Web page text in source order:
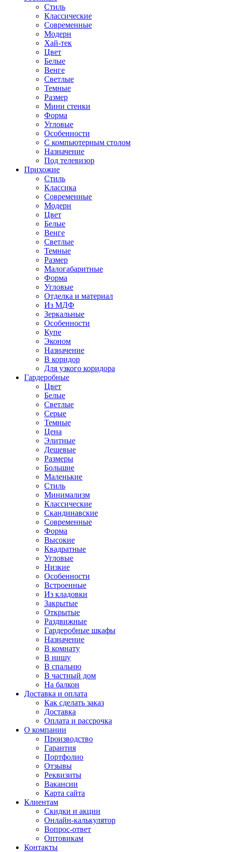
Стиль
Классические
Современные
Модерн
Хай-тек
Цвет
Белые
Венге
Светлые
Темные
Размер
Мини стенки
Форма
Угловые
Особенности
С компьютерным столом
Назначение
Под телевизор
Прихожие
Стиль
Классика
Современные
Модерн
Цвет
Белые
Венге
Светлые
Темные
Размер
Малогабаритные
Форма
Угловые
Отделка и материал
Из МДФ
Зеркальные
Особенности
Купе
Эконом
Назначение
В коридор
Для узкого коридора
Гардеробные
Цвет
Белые
Светлые
Серые
Темные
Цена
Элитные
Дешевые
Размеры
Большие
Маленькие
Стиль
Минимализм
Классические
Скандинавские
Современные
Форма
Высокие
Квадратные
Угловые
Низкие
Особенности
Встроенные
Из кладовки
Закрытые
Открытые
Раздвижные
Гардеробные шкафы
Назначение
В комнату
В нишу
В спальню
В частный дом
На балкон
Доставка и оплата
Как сделать заказ
Доставка
Оплата и рассрочка
О компании
Производство
Гарантия
Портфолио
Отзывы
Реквизиты
Вакансии
Карта сайта
Клиентам
Скидки и акции
Онлайн-калькулятор
Вопрос-ответ
Оптовикам
Контакты